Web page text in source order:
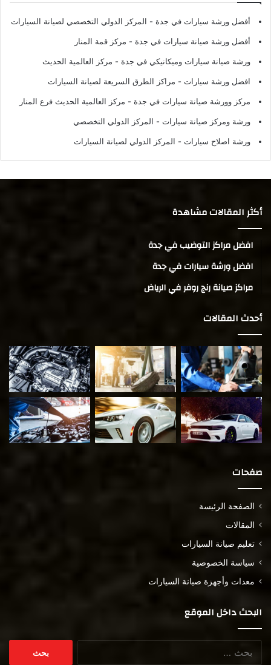
أفضل ورشة سيارات في جدة - المركز الدولي التخصصي لصيانة السيارات
أفضل ورشة صيانة سيارات في جدة - مركز قمة المنار
ورشة صيانة سيارات وميكانيكي في جدة - مركز العالمية الحديث
افضل ورشة سيارات - مراكز الطرق السريعة لصيانة السيارات
مركز وورشة صيانة سيارات في جدة - مركز العالمية الحديث فرع المنار
ورشة ومركز صيانة سيارات - المركز الدولي التخصصي
ورشة اصلاح سيارات - المركز الدولي لصيانة السيارات
أكثر المقالات مشاهدة
افضل مراكز التوضيب في جدة
افضل ورشة سيارات في جدة
مراكز صيانة رنج روفر في الرياض
أحدث المقالات
صفحات
الصفحة الرئيسة
المقالات
تعليم صيانة السيارات
سياسة الخصوصية
معدات وأجهزة صيانة السيارات
البحث داخل الموقع